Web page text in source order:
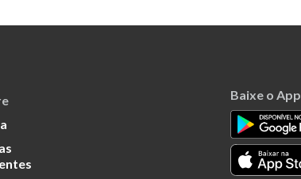
Baixe o App